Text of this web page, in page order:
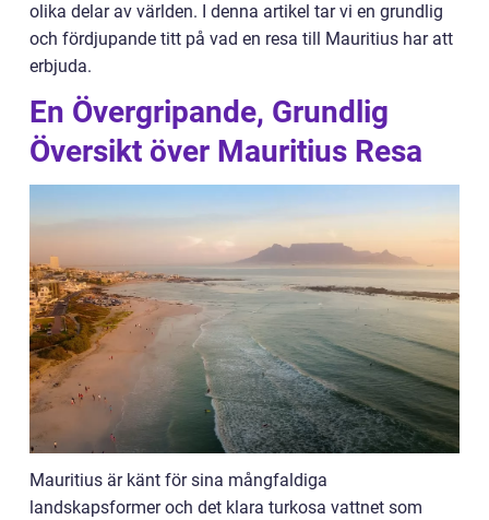
olika delar av världen. I denna artikel tar vi en grundlig
och fördjupande titt på vad en resa till Mauritius har att
erbjuda.
En Övergripande, Grundlig
Översikt över Mauritius Resa
Mauritius är känt för sina mångfaldiga
landskapsformer och det klara turkosa vattnet som